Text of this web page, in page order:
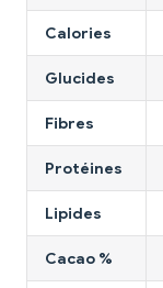
Calories
Glucides
Fibres
Protéines
Lipides
Cacao %